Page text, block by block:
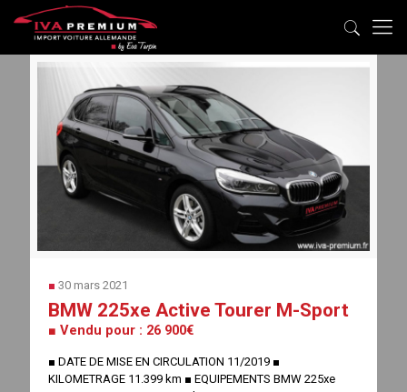
■ 30 mars 2021
BMW 225xe Active Tourer M-Sport
■ Vendu pour : 26 900€
■ DATE DE MISE EN CIRCULATION 11/2019 ■
KILOMETRAGE 11.399 km ■ EQUIPEMENTS BMW 225xe